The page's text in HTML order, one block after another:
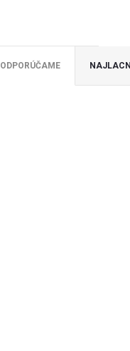
ODPORÚČAME